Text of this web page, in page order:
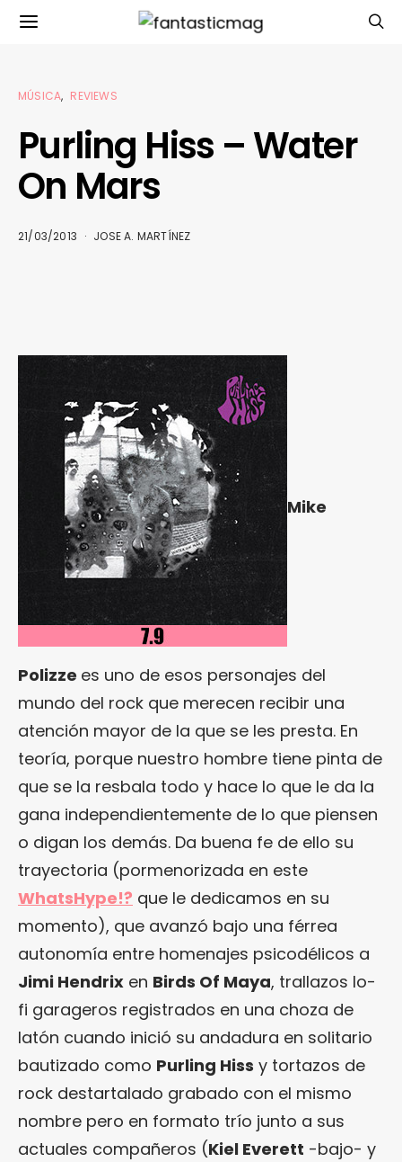
MÚSICA REVIEWS
Purling Hiss – Water
On Mars
21/03/2013 JOSE A. MARTÍNEZ
Mike
Polizze es uno de esos personajes del
mundo del rock que merecen recibir una
atención mayor de la que se les presta. En
teoría, porque nuestro hombre tiene pinta de
que se la resbala todo y hace lo que le da la
gana independientemente de lo que piensen
o digan los demás. Da buena fe de ello su
trayectoria (pormenorizada en este
WhatsHype!? que le dedicamos en su
momento), que avanzó bajo una férrea
autonomía entre homenajes psicodélicos a
Jimi Hendrix en Birds Of Maya, trallazos lo-
fi garageros registrados en una choza de
latón cuando inició su andadura en solitario
bautizado como Purling Hiss y tortazos de
rock destartalado grabado con el mismo
nombre pero en formato trío junto a sus
actuales compañeros (Kiel Everett -bajo- y